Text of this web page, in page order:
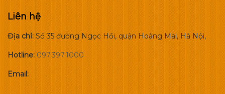
Liên hệ
Địa chỉ: Số 35 đường Ngọc Hồi, quận Hoàng Mai, Hà Nội,
Hotline:097.397.1000
Email: